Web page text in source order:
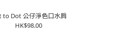
to Dot 公仔淨色口水肩
HK$98.00